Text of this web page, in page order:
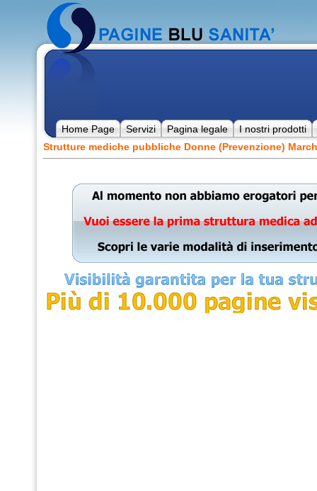
Home Page Servizi Pagina legale
I nostri prodotti
Strutture mediche pubbliche Donne (Prevenzione)